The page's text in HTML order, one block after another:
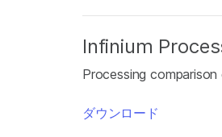
Infinium
Processing
ダウンロード